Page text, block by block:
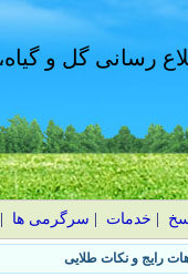
رسانی گل و
خدمات سرگرمی ها
رایج و نکات طلایی